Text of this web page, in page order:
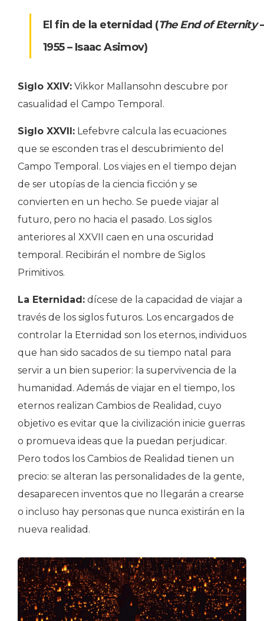
El fin de la eternidad (The End of Eternity
1955 – Isaac Asimov)
Siglo XXIV: Vikkor Mallansohn descubre por
casualidad el Campo Temporal.
Siglo XXVII: Lefebvre calcula las ecuaciones
que se esconden tras el descubrimiento del
Campo Temporal. Los viajes en el tiempo dejan
de ser utopías de la ciencia ficción y se
convierten en un hecho. Se puede viajar al
futuro, pero no hacia el pasado. Los siglos
anteriores al XXVII caen en una oscuridad
temporal. Recibirán el nombre de Siglos
Primitivos.
La Eternidad: dícese de la capacidad de viajar a
través de los siglos futuros. Los encargados de
controlar la Eternidad son los eternos, individuos
que han sido sacados de su tiempo natal para
servir a un bien superior: la supervivencia de la
humanidad. Además de viajar en el tiempo, los
eternos realizan Cambios de Realidad, cuyo
objetivo es evitar que la civilización inicie guerras
o promueva ideas que la puedan perjudicar.
Pero todos los Cambios de Realidad tienen un
precio: se alteran las personalidades de la gente,
desaparecen inventos que no llegarán a crearse
o incluso hay personas que nunca existirán en la
nueva realidad.